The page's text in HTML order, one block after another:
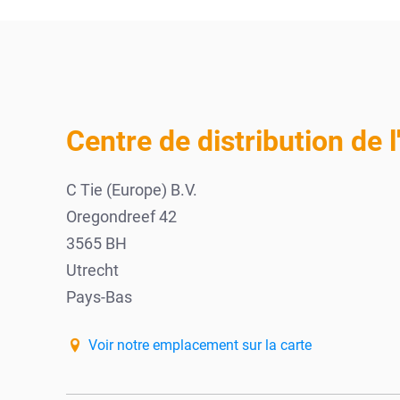
Centre de distribution de
C Tie (Europe) B.V.
Oregondreef 42
3565 BH
Utrecht
Pays-Bas
Voir notre emplacement sur la carte